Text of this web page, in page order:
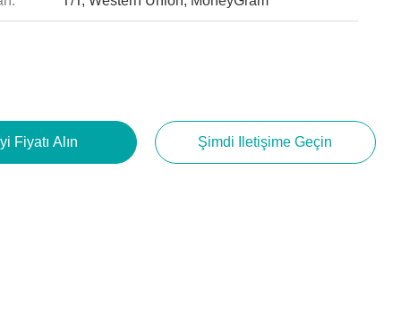
Fiyatı Alın Şimdi Iletişime Geçin